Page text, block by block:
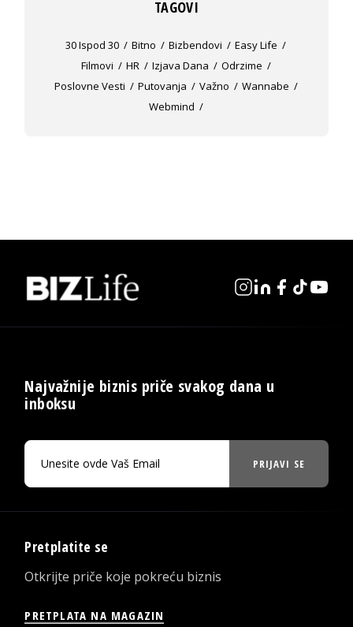
TAGOVI
30 Ispod 30 Bitno Bizbendovi
Easy Life
Filmovi
HR Izjava Dana
Odrzime
Poslovne Vesti
Putovanja Važno
Wannabe
Webmind
Najvažnije biznis priče svakog dana u
inboksu
PRIJAVI SE
Pretplatite se
Otkrijte priče koje pokreću biznis
PRETPLATA NA MAGAZIN